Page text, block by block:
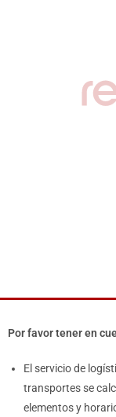
Por favor tener en
El servicio de
transportes se
elementos y